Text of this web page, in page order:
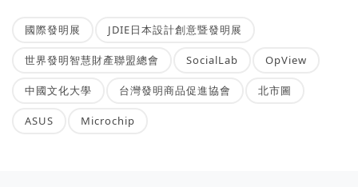
國際發明展 JDIE日本設計創意暨發明展
世界發明智慧財產聯盟總會 SocialLab OpView
中國文化大學 台灣發明商品促進協會 北市圖
ASUS Microchip